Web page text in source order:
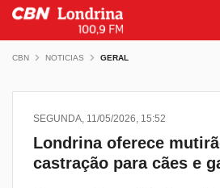
CBN NOTICIAS GERAL
SEGUNDA, 11/05/2026, 15:52
Londrina oferece
castração para cães e